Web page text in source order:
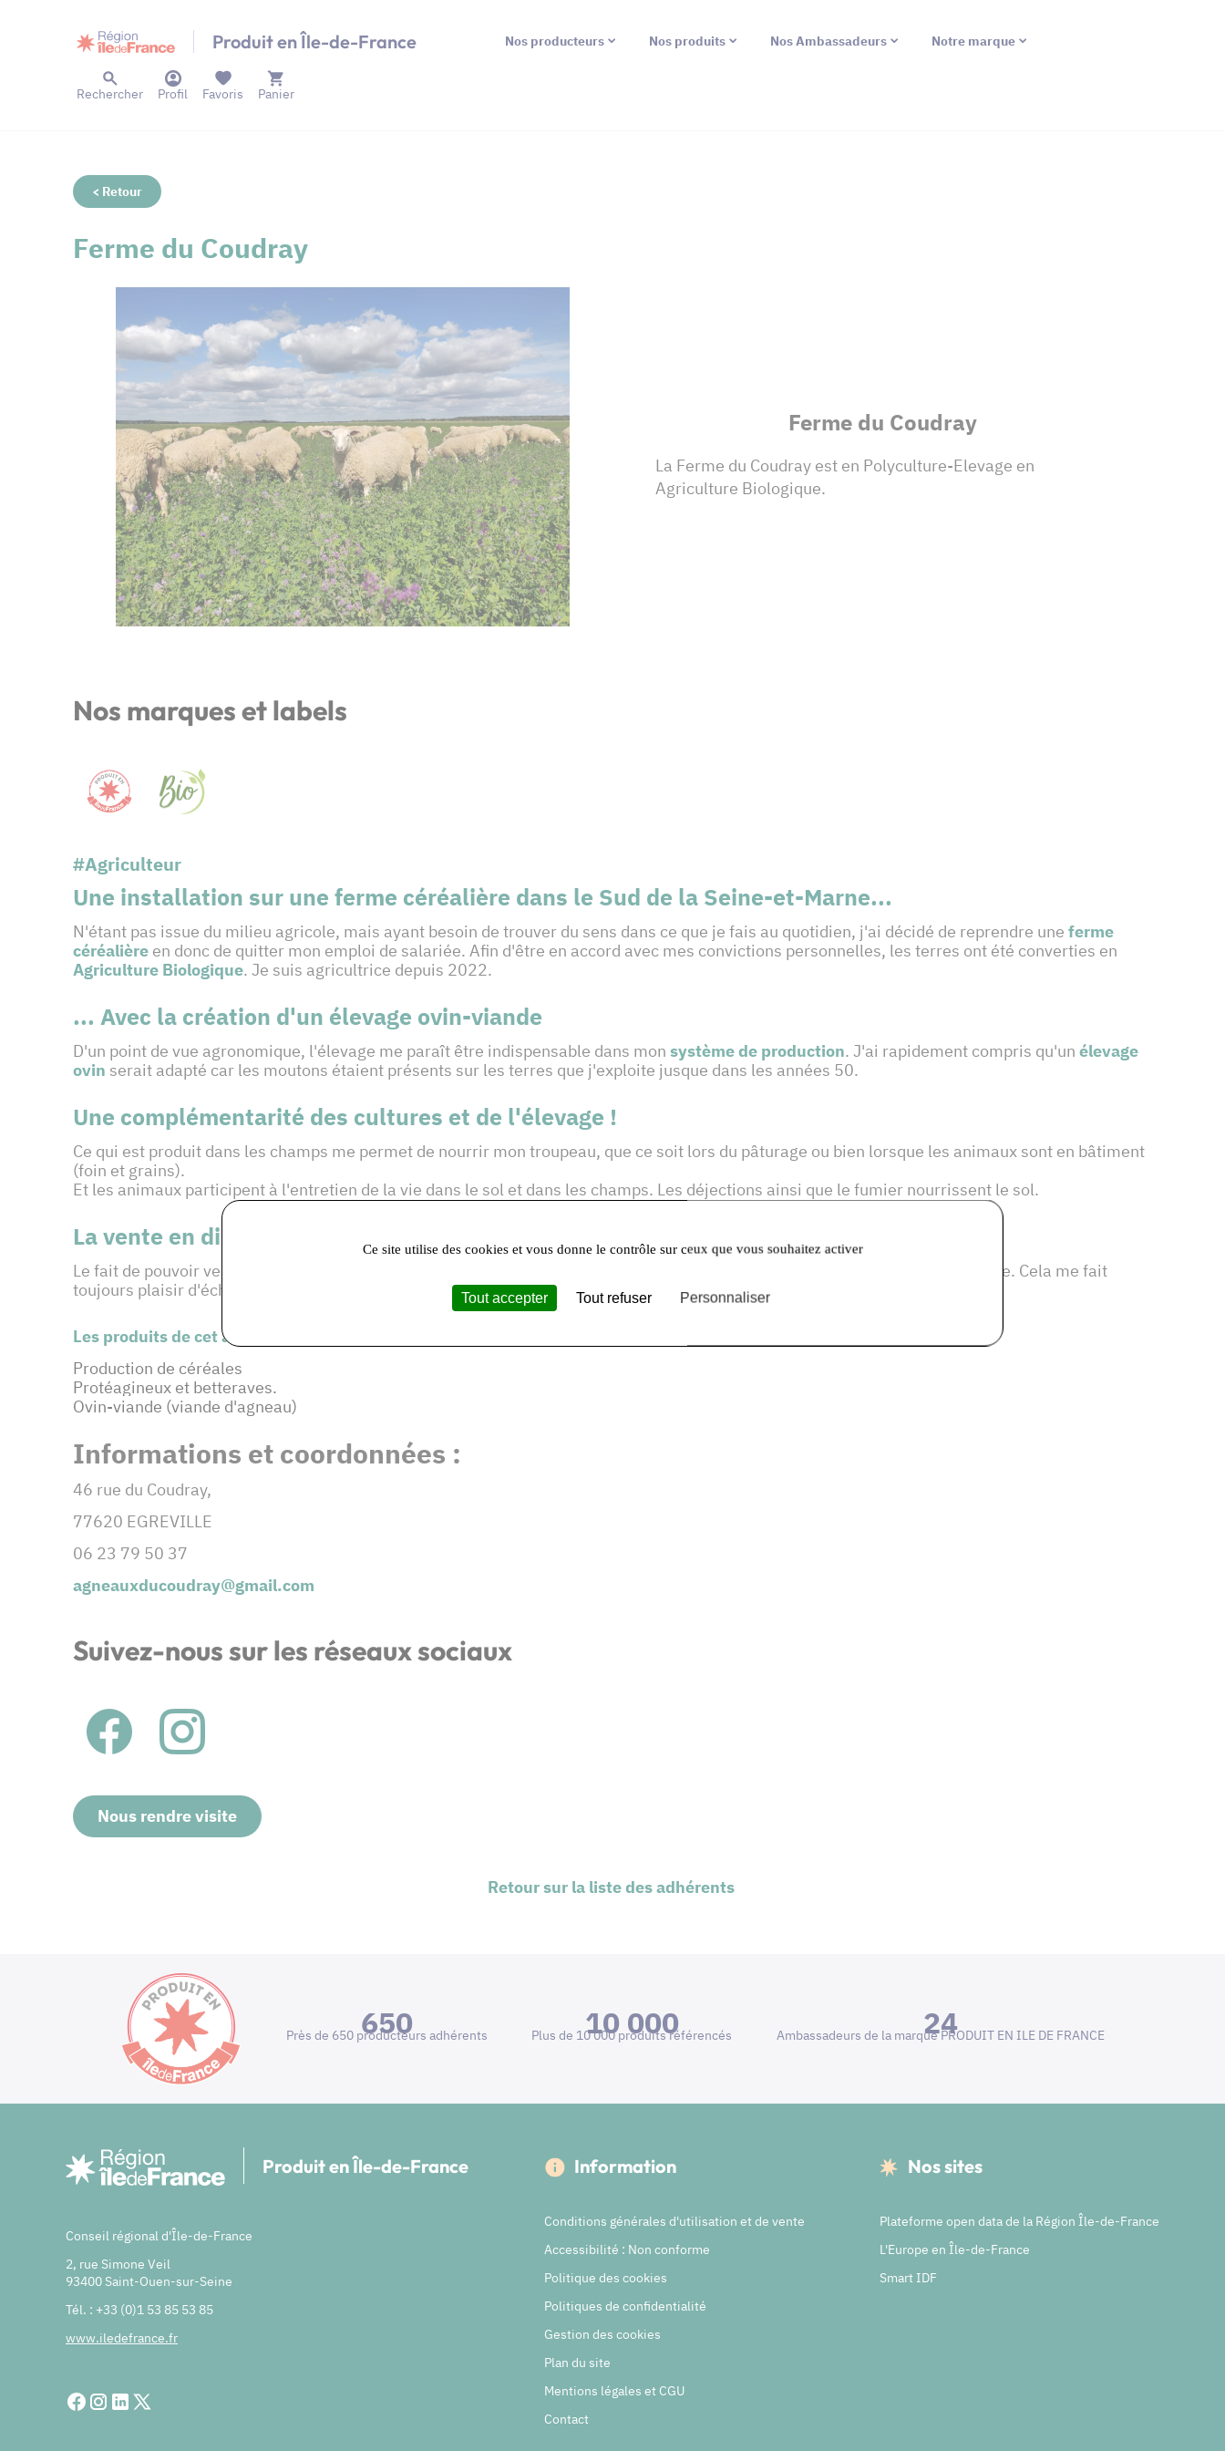
Produit en Île-de-France Nos producteurs Nos produits Nos Ambassadeurs Notre marque
Rechercher Profil Panier
Favoris
< Retour
Ferme du Coudray
Ferme du Coudray
La Ferme du Coudray est en Polyculture-Elevage en
Agriculture Biologique.
Nos marques et labels
#Agriculteur
Une installation sur une ferme céréalière dans le Sud de la Seine-et-Marne...
N'étant pas issue du milieu agricole, mais ayant besoin de trouver du sens dans ce que je fais au quotidien, j'ai décidé de reprendre une ferme
céréalière en donc de quitter mon emploi de salariée. Afin d'être en accord avec mes convictions personnelles, les terres ont été converties en
Agriculture Biologique. Je suis agricultrice depuis 2022.
... Avec la création d'un élevage ovin-viande
D'un point de vue agronomique, l'élevage me paraît être indispensable dans mon système de production. J'ai rapidement compris qu'un élevage
ovin serait adapté car les moutons étaient présents sur les terres que j'exploite jusque dans les années 50.
Une complémentarité des cultures et de l'élevage !
Ce qui est produit dans les champs me permet de nourrir mon troupeau, que ce soit lors du pâturage ou bien lorsque les animaux sont en bâtiment
(foin et grains).
Et les animaux participent à l'entretien de la vie dans le sol et dans les champs. Les déjections ainsi que le fumier nourrissent le sol.
La vente en directe : une façon de pouvoir communiquer en direct avec les clients !
Le fait de pouvoir vendre en direct mes produits à la ferme me permet d'expliquer ma vision des choses et ma façon de produire. Cela me fait
toujours plaisir d'échanger sur mon nouveau métier passionnant.
Les produits de cet adhérent :
Production de céréales
Protéagineux et betteraves.
Ovin-viande (viande d'agneau)
Informations et coordonnées :
46 rue du Coudray,
77620 EGREVILLE
06 23 79 50 37
agneauxducoudray@gmail.com
Suivez-nous sur les réseaux sociaux
Nous rendre visite
Retour sur la liste des adhérents
650
Près de 650 producteurs adhérents 10 000
Plus de 10 000 produits référencés 24
Ambassadeurs de la marque PRODUIT EN ILE DE FRANCE
Produit en Île-de-France
Conseil régional d'Île-de-France
2, rue Simone Veil
93400 Saint-Ouen-sur-Seine
Tél. : +33 (0)1 53 85 53 85
www.iledefrance.fr
Information
Conditions générales d'utilisation et de vente
Accessibilité : Non conforme
Politique des cookies
Politiques de confidentialité
Gestion des cookies
Plan du site
Mentions légales et CGU
Contact
Nos sites
Plateforme open data de la Région Île-de-France
L'Europe en Île-de-France
Smart IDF
Ce site utilise des cookies et vous donne le contrôle sur ceux que vous souhaitez activer
Tout accepter Tout refuser Personnaliser